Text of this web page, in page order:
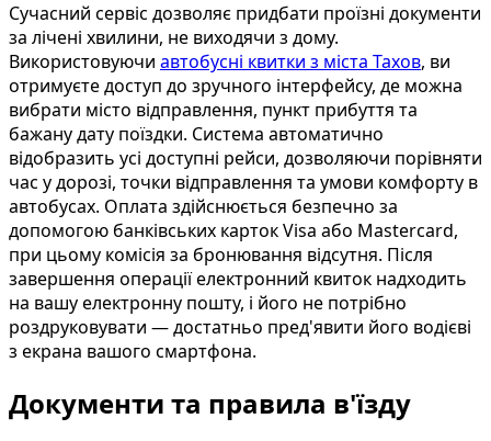
Сучасний сервіс дозволяє придбати проїзні документи
за лічені хвилини, не виходячи з дому.
Використовуючи автобусні квитки з міста Тахов, ви
отримуєте доступ до зручного інтерфейсу, де можна
вибрати місто відправлення, пункт прибуття та
бажану дату поїздки. Система автоматично
відобразить усі доступні рейси, дозволяючи порівняти
час у дорозі, точки відправлення та умови комфорту в
автобусах. Оплата здійснюється безпечно за
допомогою банківських карток Visa або Mastercard,
при цьому комісія за бронювання відсутня. Після
завершення операції електронний квиток надходить
на вашу електронну пошту, і його не потрібно
роздруковувати — достатньо пред'явити його водієві
з екрана вашого смартфона.
Документи та правила в'їзду